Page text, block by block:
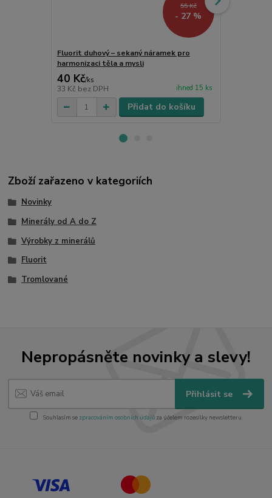
55 Kč
- 27 %
Fluorit duhový – sekaný náramek pro
harmonizaci těla a mysli
40 Kč/ks
33 Kč bez DPH ihned 15 ks
Přidat do košíku
Zboží zařazeno v kategoriích
Novinky
Minerály od A do Z
Výrobky z minerálů
Fluorit
Tromlované
Nepropásněte novinky a slevy!
Přihlásit se
Souhlasím se zpracováním osobních údajůza účelem rozesílky newsletteru.